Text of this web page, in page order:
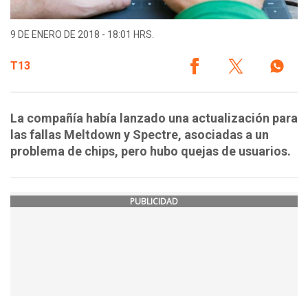
9 DE ENERO DE 2018 - 18:01 HRS.
T13
La compañía había lanzado una actualización para
las fallas Meltdown y Spectre, asociadas a un
problema de chips, pero hubo quejas de usuarios.
PUBLICIDAD